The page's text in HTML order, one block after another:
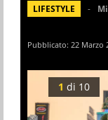
LIFESTYLE
Pubblicato: 22 Marzo
1 di 10